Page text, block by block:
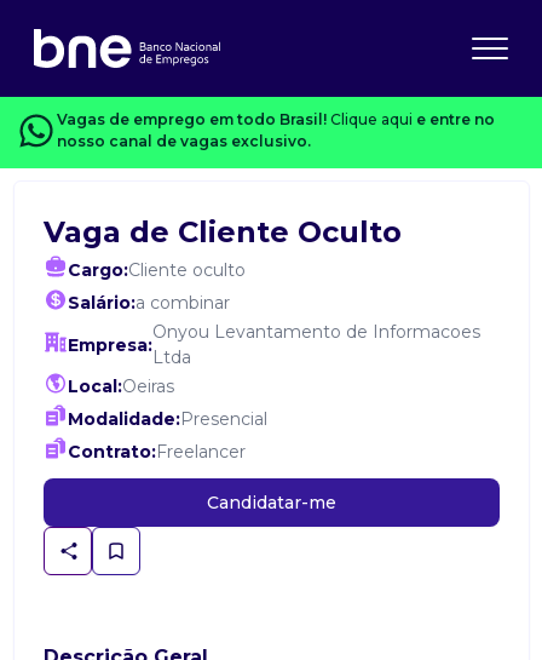
Vagas de emprego em todo Brasil! Clique aqui e entre no
nosso canal de vagas exclusivo.
Vaga de Cliente Oculto
Cargo:Cliente oculto
Salário:a combinar
Empresa:
Onyou Levantamento de Informacoes
Ltda
Local:Oeiras
Modalidade:Presencial
Contrato:Freelancer
Candidatar-me